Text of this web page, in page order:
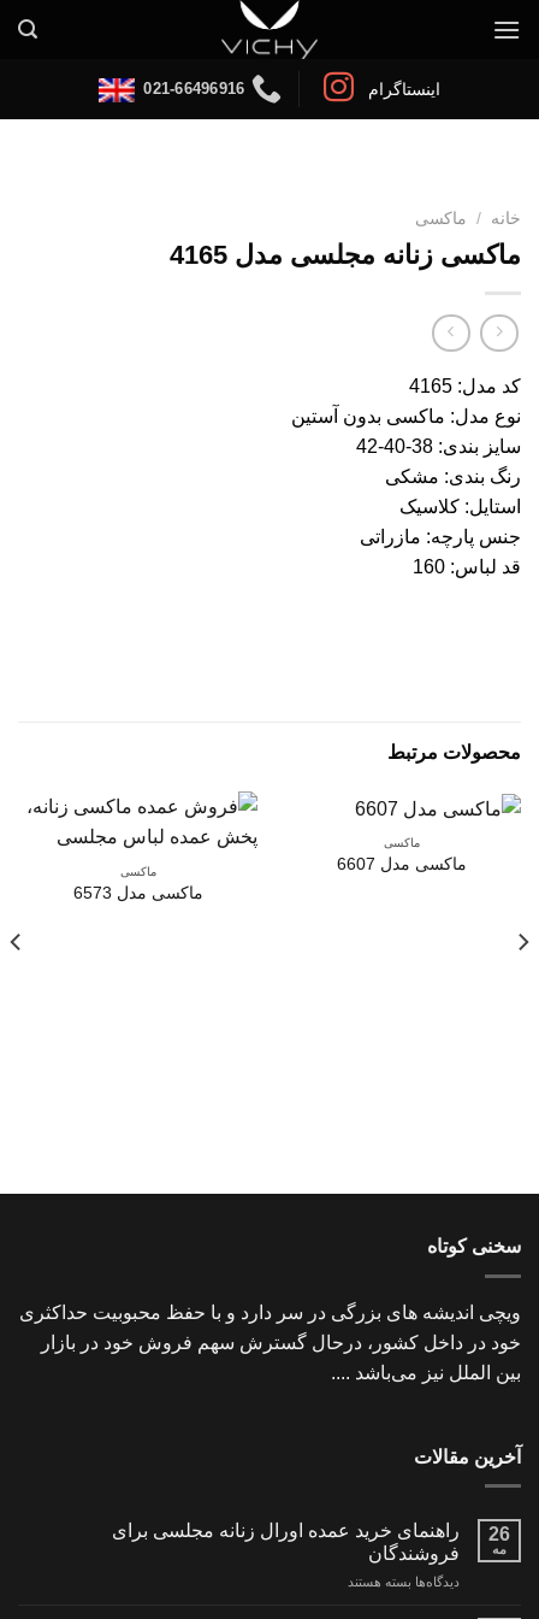
اینستاگرام 021-66496916
خانه / ماکسی
ماکسی زنانه مجلسی مدل 4165
کد مدل: 4165
نوع مدل: ماکسی بدون آستین
سایز بندی: 38-40-42
رنگ بندی: مشکی
استایل: کلاسیک
جنس پارچه: مازراتی
قد لباس: 160
محصولات مرتبط
ماکسی
ماکسی مدل 6607 ماکسی
ماکسی مدل 6573
سخنی کوتاه
ویچی اندیشه های بزرگی در سر دارد و با حفظ محبوبیت حداکثری
خود در داخل کشور، درحال گسترش سهم فروش خود در بازار
بین الملل نیز می‌باشد ....
آخرین مقالات
26
مه
راهنمای خرید عمده اورال زنانه مجلسی برای
فروشندگان
دیدگاه‌ها برای
بسته هستند